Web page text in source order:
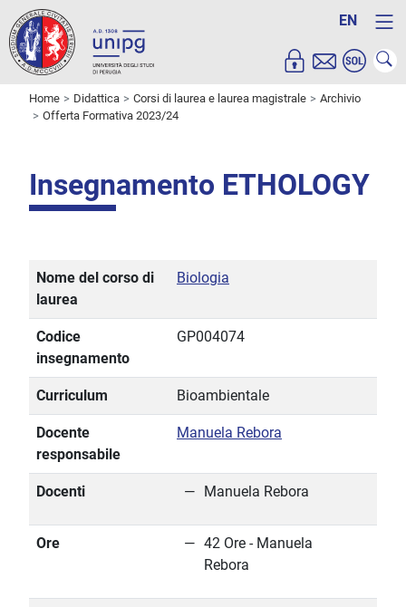
EN
Home Didattica Corsi di laurea e laurea magistrale
Archivio
Offerta Formativa 2023/24
Insegnamento ETHOLOGY
Nome del corso di
laurea
Biologia
Codice
insegnamento
GP004074
Curriculum Bioambientale
Docente
responsabile
Manuela Rebora
Docenti Manuela Rebora
Ore
42 Ore - Manuela
Rebora